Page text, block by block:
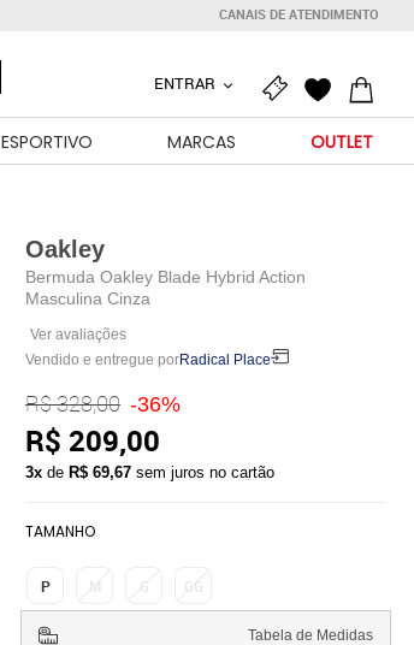
CANAIS DE ATENDIMENTO
ENTRAR
ESPORTIVO MARCAS OUTLET
Oakley
Bermuda Oakley Blade Hybrid Action
Masculina Cinza
Ver avaliações
Vendido e entregue porRadical Place
R$ 328,00 -36%
R$ 209,00
3xde R$ 69,67 sem juros no cartão
TAMANHO
P
Tabela de Medidas